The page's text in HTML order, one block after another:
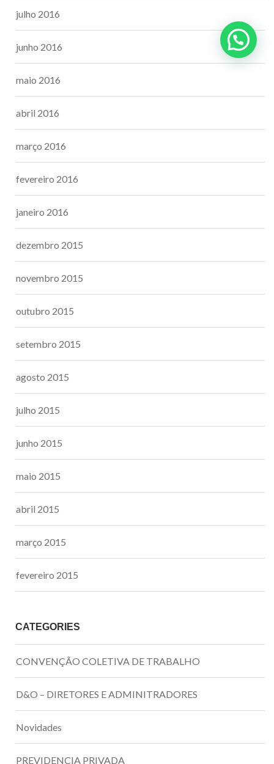
julho 2016
junho 2016
maio 2016
abril 2016
março 2016
fevereiro 2016
janeiro 2016
dezembro 2015
novembro 2015
outubro 2015
setembro 2015
agosto 2015
julho 2015
junho 2015
maio 2015
abril 2015
março 2015
fevereiro 2015
CATEGORIES
CONVENÇÃO COLETIVA DE TRABALHO
D&O – DIRETORES E ADMINITRADORES
Novidades
PREVIDENCIA PRIVADA